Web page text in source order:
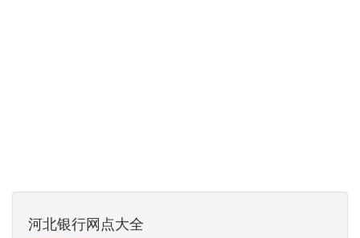
河北银行网点大全